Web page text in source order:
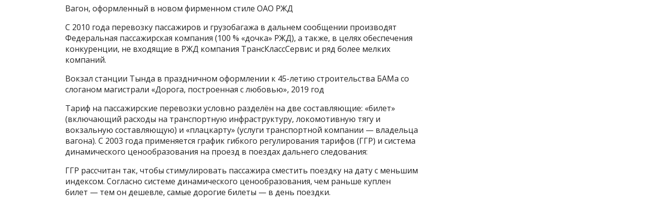
Вагон, оформленный в новом фирменном стиле ОАО РЖД
С 2010 года перевозку пассажиров и грузобагажа в дальнем сообщении производят
Федеральная пассажирская компания (100 % «дочка» РЖД), а также, в целях обеспечения
конкуренции, не входящие в РЖД компания ТрансКлассСервис и ряд более мелких
компаний.
Вокзал станции Тында в праздничном оформлении к 45-летию строительства БАМа со
слоганом магистрали «Дорога, построенная с любовью», 2019 год
Тариф на пассажирские перевозки условно разделён на две составляющие: «билет»
(включающий расходы на транспортную инфраструктуру, локомотивную тягу и
вокзальную составляющую) и «плацкарту» (услуги транспортной компании — владельца
вагона). С 2003 года применяется график гибкого регулирования тарифов (ГГР) и система
динамического ценообразования на проезд в поездах дальнего следования:
ГГР рассчитан так, чтобы стимулировать пассажира сместить поездку на дату с меньшим
индексом. Согласно системе динамического ценообразования, чем раньше куплен
билет — тем он дешевле, самые дорогие билеты — в день поездки.